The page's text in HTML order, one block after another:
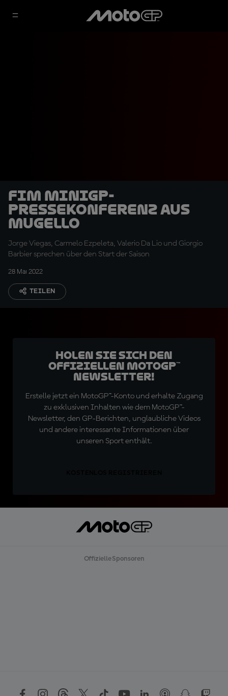
FIM MiniGP-
Pressekonferenz aus
Mugello
Jorge Viegas, Carmelo Ezpeleta, Valerio Da Lio und Giorgio
Barbier sprechen über den Start der Saison
28 Mai 2022
TEILEN
Holen Sie sich den
offiziellen MotoGP™
Newsletter!
Erstelle jetzt ein MotoGP™-Konto und erhalte Zugang
zu exklusiven Inhalten wie dem MotoGP™-
Newsletter, den GP-Berichten, unglaubliche Videos
und andere interessante Informationen über
unseren Sport enthält.
Offizielle Sponsoren